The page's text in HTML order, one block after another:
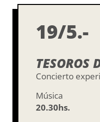
19/5.-
TESOROS
Concierto
Música
20.30hs.